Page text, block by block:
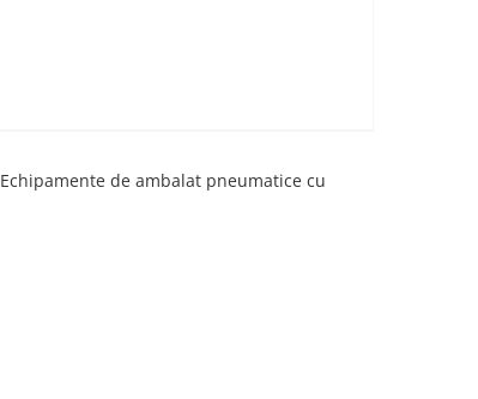
Echipamente de ambalat pneumatice cu